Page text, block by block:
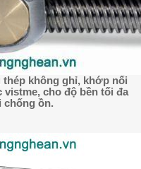
thép không ghỉ, khớp nối
cho độ bền tối đa
chống ồn.